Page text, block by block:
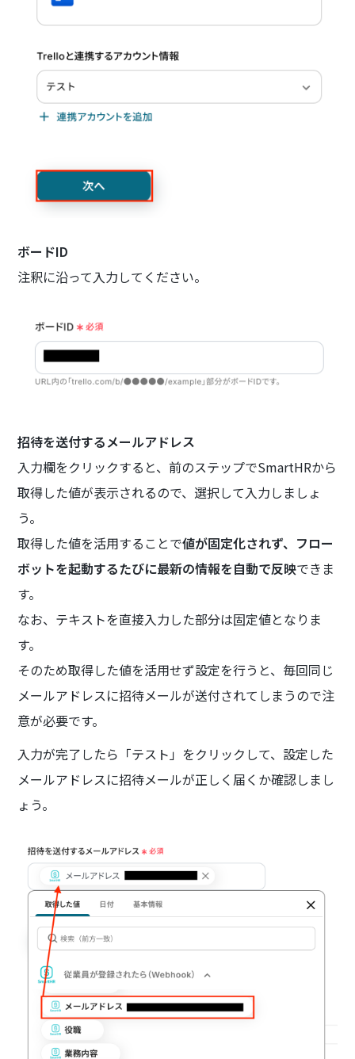
ボードID
注釈に沿って入力してください。
招待を送付するメールアドレス
入力欄をクリックすると、前のステップでSmartHRから
取得した値が表示されるので、選択して入力しましょ
う。
取得した値を活用することで値が固定化されず、フロー
ボットを起動するたびに最新の情報を自動で反映できま
す。
なお、テキストを直接入力した部分は固定値となりま
す。
そのため取得した値を活用せず設定を行うと、毎回同じ
メールアドレスに招待メールが送付されてしまうので注
意が必要です。
入力が完了したら「テスト」をクリックして、設定した
メールアドレスに招待メールが正しく届くか確認しまし
ょう。